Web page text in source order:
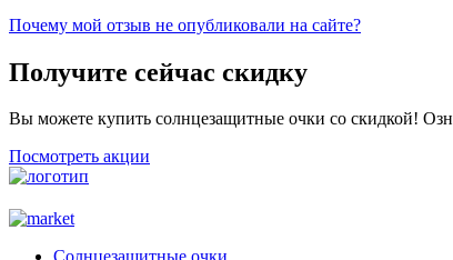
Почему мой отзыв не опубликовали на сайте?
Получите сейчас скидку
Вы можете купить солнцезащитные очки со скидкой!
Посмотреть акции